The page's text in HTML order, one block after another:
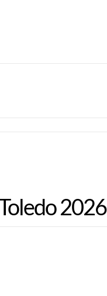
2026